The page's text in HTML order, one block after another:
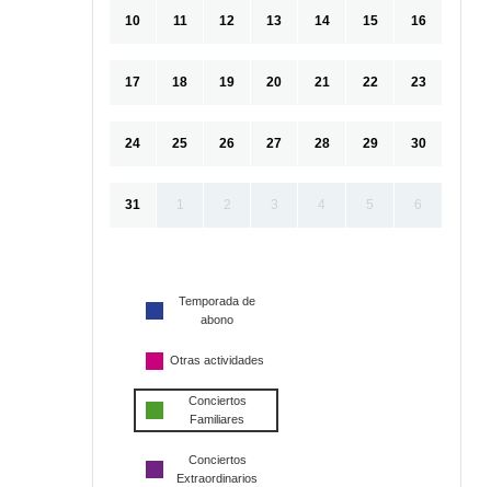
10 11 12 13 14 15 16
17 18 19 20 21 22 23
24 25 26 27 28 29 30
31 1 2 3 4 5 6
Temporada de
abono
Otras actividades
Conciertos
Familiares
Conciertos
Extraordinarios